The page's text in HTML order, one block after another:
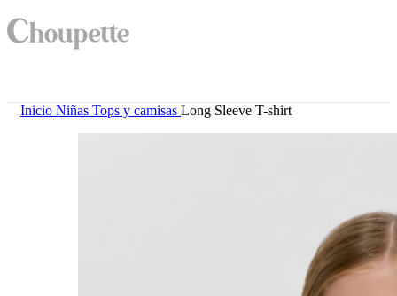
Inicio Niñas Tops y camisas Long Sleeve T-shirt